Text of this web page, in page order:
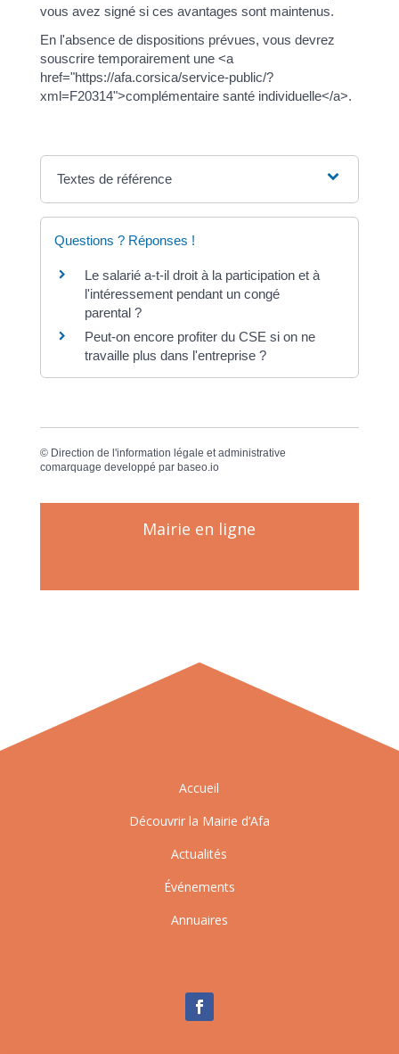
vous avez signé si ces avantages sont maintenus.
En l'absence de dispositions prévues, vous devrez
souscrire temporairement une <a
href="https://afa.corsica/service-public/?
xml=F20314">complémentaire santé individuelle</a>.
Textes de référence
Questions ? Réponses !
Le salarié a-t-il droit à la participation et à
l'intéressement pendant un congé
parental ?
Peut-on encore profiter du CSE si on ne
travaille plus dans l'entreprise ?
© Direction de l'information légale et administrative
comarquage developpé par baseo.io
Mairie en ligne
Accueil
Découvrir la Mairie d’Afa
Actualités
Événements
Annuaires